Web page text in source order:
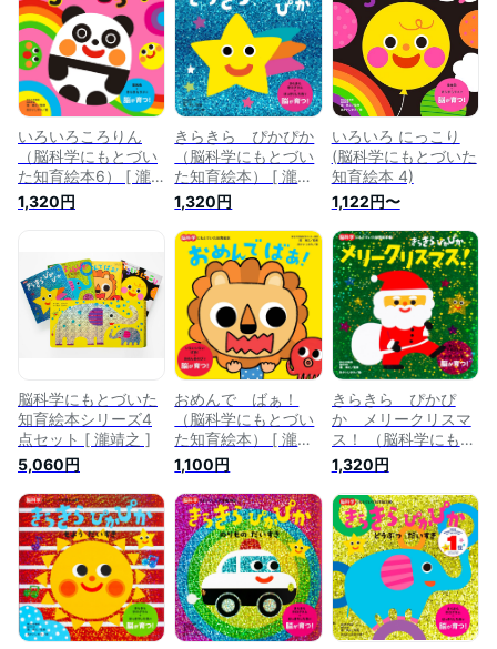
いろいろころりん
（脳科学にもとづい
た知育絵本6） [ 瀧
靖之 ]
1,320円
きらきら ぴかぴか
（脳科学にもとづい
た知育絵本） [ 瀧靖
之 ]
1,320円
いろいろ にっこり
(脳科学にもとづいた
知育絵本 4)
1,122円〜
脳科学にもとづいた
知育絵本シリーズ4
点セット [ 瀧靖之 ]
5,060円
おめんで ばぁ！
（脳科学にもとづい
た知育絵本） [ 瀧靖
之 ]
1,100円
きらきら ぴかぴ
か メリークリスマ
ス！ （脳科学にもと
づいた知育絵本7） [
瀧靖之 ]
1,320円